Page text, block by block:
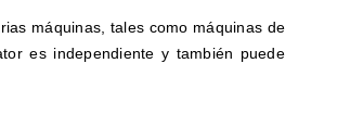
máquinas, tales como máquinas de
es independiente y también puede